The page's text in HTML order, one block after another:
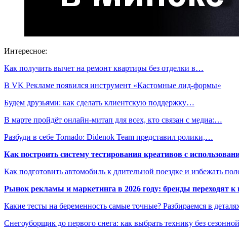
Интересное:
Как получить вычет на ремонт квартиры без отделки в…
В VK Рекламе появился инструмент «Кастомные лид-формы»
Будем друзьями: как сделать клиентскую поддержку…
В марте пройдёт онлайн-митап для всех, кто связан с медиа:…
Разбуди в себе Tornado: Didenok Team представил ролики,…
Как построить систему тестирования креативов с
Как подготовить автомобиль к длительной поездке и избежать
Рынок рекламы и маркетинга в 2026 году: бренды переходят
Какие тесты на беременность самые точные? Разбираемся в
Снегоуборщик до первого снега: как выбрать технику без